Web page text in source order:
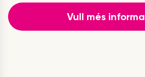
Vull més